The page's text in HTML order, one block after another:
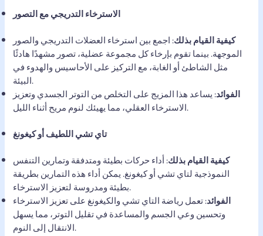
الاسترخاء التدريجي مع التصور
كيفية القيام بذلك: اجمع بين استرخاء العضلات التدريجي والصور
الموجهة. بينما تقوم بإرخاء كل مجموعة عضلية، تصور مشهدًا هادئًا
مثل الشاطئ أو الغابة، مع التركيز على الأحاسيس والهدوء في
البيئة.
الفوائد: يساعد هذا المزيج على التخلص من التوتر الجسدي وتعزيز
الاسترخاء العقلي، مما يهيئك لنوم مريح أثناء الليل.
تاي تشي اللطيف أو كيغونغ
كيفية القيام بذلك: أداء حركات بطيئة ومتدفقة وتمارين التنفس
النموذجية لتاي تشي أو كيغونغ. يمكن أداء هذه التمارين بطريقة
بطيئة ومدروسة لتعزيز الاسترخاء.
الفوائد: تعمل رياضة التاي تشي والكيغونغ على تعزيز الاسترخاء
وتحسين وعي الجسم والمساعدة في تقليل التوتر، مما يسهل
الانتقال إلى النوم.